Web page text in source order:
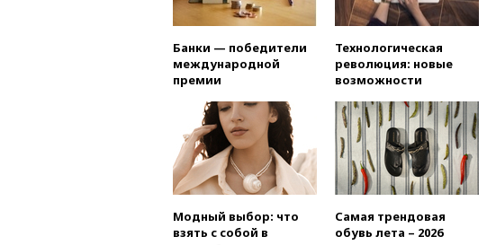
Банки — победители
международной
премии
Технологическая
революция: новые
возможности
Модный выбор: что
взять с собой в
Самая трендовая
обувь лета – 2026